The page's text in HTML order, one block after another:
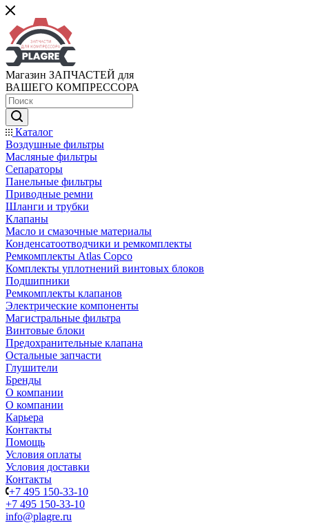
Магазин ЗАПЧАСТЕЙ для
ВАШЕГО КОМПРЕССОРА
Каталог
Воздушные фильтры
Масляные фильтры
Сепараторы
Панельные фильтры
Приводные ремни
Шланги и трубки
Клапаны
Масло и смазочные материалы
Конденсатоотводчики и ремкомплекты
Ремкомплекты Atlas Copco
Комплекты уплотнений винтовых блоков
Подшипники
Ремкомплекты клапанов
Электрические компоненты
Магистральные фильтра
Винтовые блоки
Предохранительные клапана
Остальные запчасти
Глушители
Бренды
О компании
О компании
Карьера
Контакты
Помощь
Условия оплаты
Условия доставки
Контакты
+7 495 150-33-10
+7 495 150-33-10
info@plagre.ru